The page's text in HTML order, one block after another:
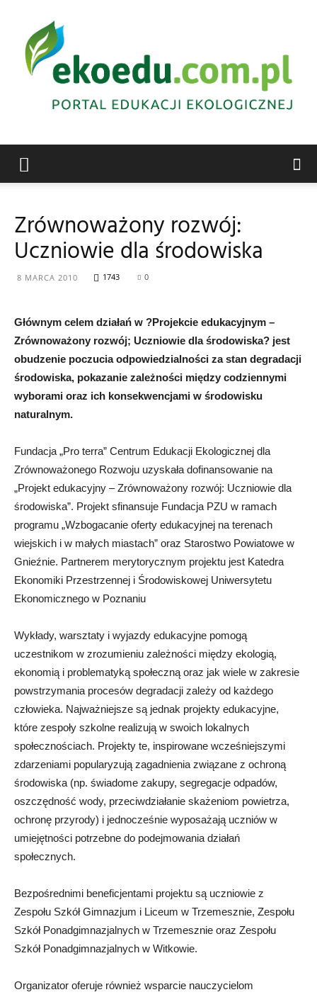
ekologiczna
Zrównoważony rozwój:
Uczniowie dla środowiska
8 MARCA 2010 1743 0
Głównym celem działań w ?Projekcie edukacyjnym –
Zrównoważony rozwój; Uczniowie dla środowiska? jest
obudzenie poczucia odpowiedzialności za stan degradacji
środowiska, pokazanie zależności między codziennymi
wyborami oraz ich konsekwencjami w środowisku
naturalnym.
Fundacja „Pro terra” Centrum Edukacji Ekologicznej dla
Zrównoważonego Rozwoju uzyskała dofinansowanie na
„Projekt edukacyjny – Zrównoważony rozwój: Uczniowie dla
środowiska”. Projekt sfinansuje Fundacja PZU w ramach
programu „Wzbogacanie oferty edukacyjnej na terenach
wiejskich i w małych miastach” oraz Starostwo Powiatowe w
Gnieźnie. Partnerem merytorycznym projektu jest Katedra
Ekonomiki Przestrzennej i Środowiskowej Uniwersytetu
Ekonomicznego w Poznaniu
Wykłady, warsztaty i wyjazdy edukacyjne pomogą
uczestnikom w zrozumieniu zależności między ekologią,
ekonomią i problematyką społeczną oraz jak wiele w zakresie
powstrzymania procesów degradacji zależy od każdego
człowieka. Najważniejsze są jednak projekty edukacyjne,
które zespoły szkolne realizują w swoich lokalnych
społecznościach. Projekty te, inspirowane wcześniejszymi
zdarzeniami popularyzują zagadnienia związane z ochroną
środowiska (np. świadome zakupy, segregacje odpadów,
oszczędność wody, przeciwdziałanie skażeniom powietrza,
ochronę przyrody) i jednocześnie wyposażają uczniów w
umiejętności potrzebne do podejmowania działań
społecznych.
Bezpośrednimi beneficjentami projektu są uczniowie z
Zespołu Szkół Gimnazjum i Liceum w Trzemesznie, Zespołu
Szkół Ponadgimnazjalnych w Trzemesznie oraz Zespołu
Szkół Ponadgimnazjalnych w Witkowie.
Organizator oferuje również wsparcie nauczycielom